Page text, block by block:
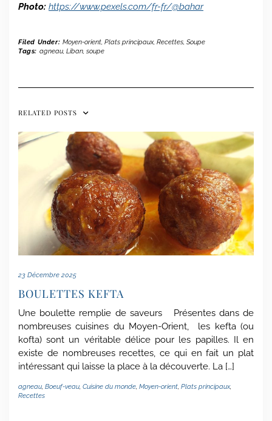
Photo: https://www.pexels.com/fr-fr/@bahar
Filed Under: Moyen-orient, Plats principaux, Recettes, Soupe
Tags: agneau, Liban, soupe
RELATED POSTS
23 Décembre 2025
BOULETTES KEFTA
Une boulette remplie de saveurs Présentes dans de
nombreuses cuisines du Moyen-Orient, les kefta (ou
kofta) sont un véritable délice pour les papilles. Il en
existe de nombreuses recettes, ce qui en fait un plat
intéressant qui laisse la place à la découverte. La […]
agneau, Boeuf-veau, Cuisine du monde, Moyen-orient, Plats principaux,
Recettes